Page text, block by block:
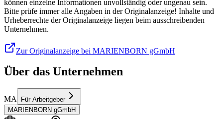
können einzelne Informationen unvollständig oder ungenau sein.
Bitte prüfe immer alle Angaben in der Originalanzeige! Inhalte und
Urheberrechte der Originalanzeige liegen beim ausschreibenden
Unternehmen.
Zur Originalanzeige bei MARIENBORN gGmbH
Über das Unternehmen
MA
Für Arbeitgeber
MARIENBORN gGmbH